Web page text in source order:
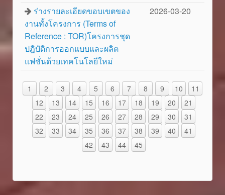
ร่างรายละเอียดขอบเขตของ
งานทั้งโครงการ (Terms of
Reference : TOR)โครงการชุด
ปฎิบัติการออกแบบและผลิต
แฟชั่นด้วยเทคโนโลยีใหม่
2026-03-20
1 2 3 4 5 6 7 8 9 10
11
12
13 14 15 16 17 18 19 20
21
22
23 24 25 26 27 28 29 30
31
32
33 34 35 36 37 38 39 40
41
42
43 44 45